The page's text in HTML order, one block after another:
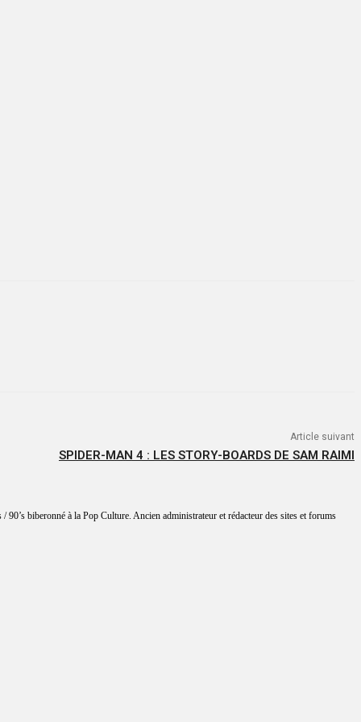
Article suivant
SPIDER-MAN 4 : LES STORY-BOARDS DE SAM RAIMI
biberonné à la Pop Culture. Ancien administrateur et rédacteur des sites et forums